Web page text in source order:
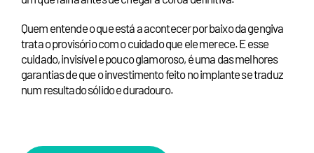
Quem entende o que está a acontecer por baixo da gengiva
trata o provisório com o cuidado que ele merece. E esse
cuidado, invisível e pouco glamoroso, é uma das melhores
garantias de que o investimento feito no implante se traduz
num resultado sólido e duradouro.